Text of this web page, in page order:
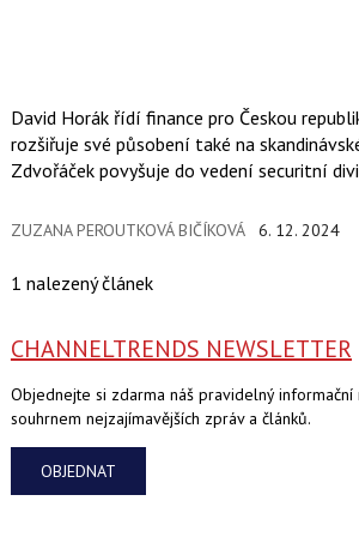
David Horák řídí finance pro Českou
rozšiřuje své působení také na
Zdvořáček povyšuje do vedení securitní
ZUZANA PEROUTKOVÁ BIČÍKOVÁ 6. 12. 2024
1 nalezený článek
CHANNELTRENDS NEWSLETTER
Objednejte si zdarma náš pravidelný
souhrnem nejzajímavějších zpráv a článků.
OBJEDNAT